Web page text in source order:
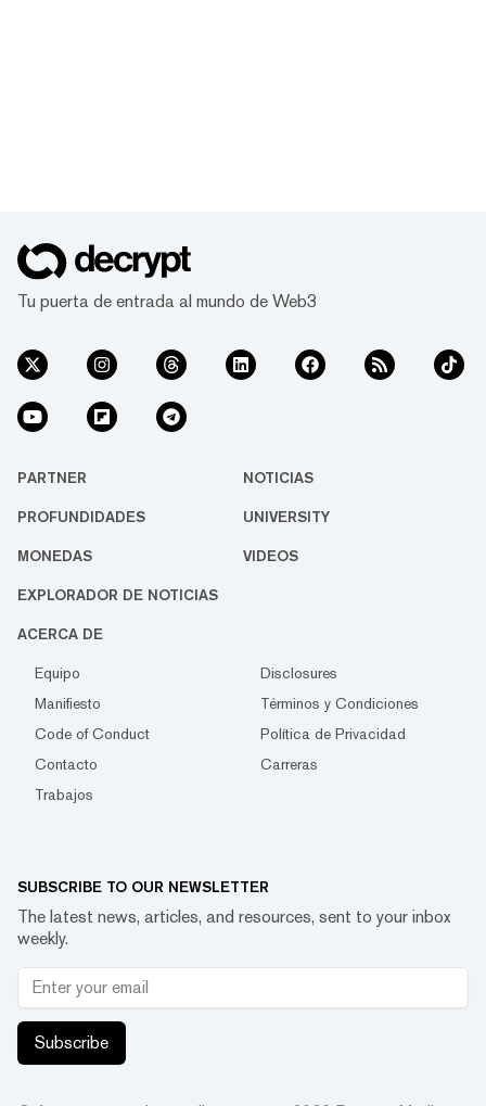
Tu puerta de entrada al mundo de Web3
PARTNER NOTICIAS
PROFUNDIDADES UNIVERSITY
MONEDAS VIDEOS
EXPLORADOR DE NOTICIAS
ACERCA DE
Equipo
Disclosures
Manifiesto
Términos y Condiciones
Code of Conduct
Política de Privacidad
Contacto
Carreras
Trabajos
SUBSCRIBE TO OUR NEWSLETTER
The latest news, articles, and resources, sent to your inbox
weekly.
Subscribe